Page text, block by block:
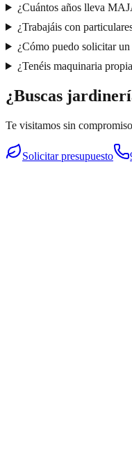
¿Cuántos años lleva
¿Trabajáis con
¿Cómo puedo solicitar un
¿Tenéis maquinaria
¿Buscas
Te visitamos sin
Solicitar presupuesto